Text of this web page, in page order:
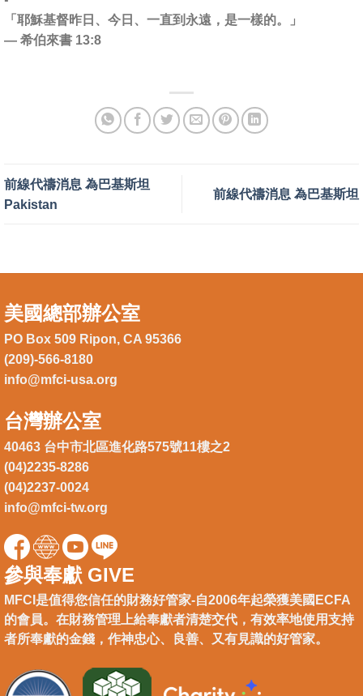
「耶穌基督昨日、今日、一直到永遠，是一樣的。」
— 希伯來書 13:8
前線代禱消息 為巴基斯坦
Pakistan
前線代禱消息 為巴基斯坦
美國總部辦公室
PO Box 509 Ripon, CA 95366
(209)-566-8180
info@mfci-usa.org
台灣辦公室
40463 台中市北區進化路575號11樓之2
(04)2235-8286
(04)2237-0024
info@mfci-tw.org
參與奉獻 GIVE
MFCI是值得您信任的財務好管家-自2006年起榮獲美國ECFA
的會員。在財務管理上給奉獻者清楚交代，有效率地使用支持
者所奉獻的金錢，作神忠心、良善、又有見識的好管家。